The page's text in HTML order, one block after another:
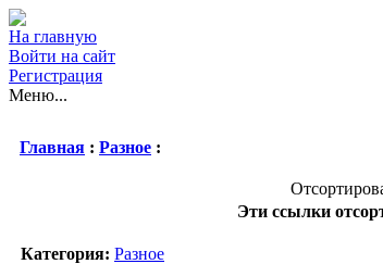
На главную
Войти на сайт
Регистрация
Меню...
Главная : Разное :
Эти ссылки
Категория: Разное